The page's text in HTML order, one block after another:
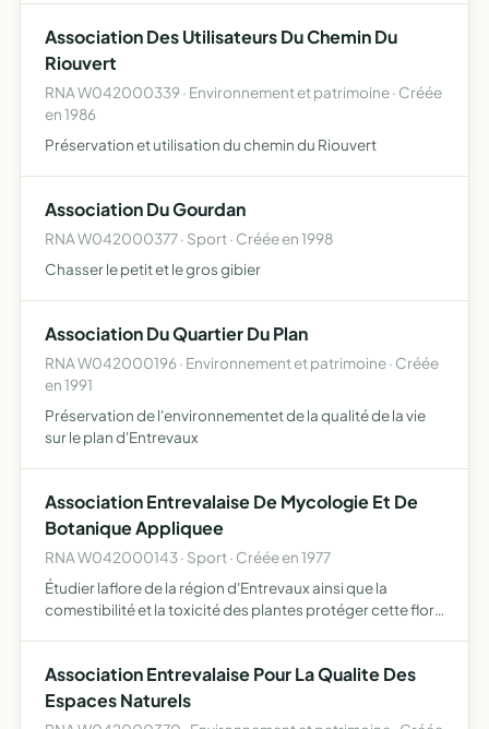
Association Des Utilisateurs Du Chemin Du
Riouvert
RNA W042000339 · Environnement et patrimoine · Créée
en 1986
Préservation et utilisation du chemin du Riouvert
Association Du Gourdan
RNA W042000377 · Sport · Créée en 1998
Chasser le petit et le gros gibier
Association Du Quartier Du Plan
RNA W042000196 · Environnement et patrimoine · Créée
en 1991
Préservation de l'environnementet de la qualité de la vie
sur le plan d'Entrevaux
Association Entrevalaise De Mycologie Et De
Botanique Appliquee
RNA W042000143 · Sport · Créée en 1977
Étudier laflore de la région d'Entrevaux ainsi que la
comestibilité et la toxicité des plantes protéger cette flore
Association Entrevalaise Pour La Qualite Des
Espaces Naturels